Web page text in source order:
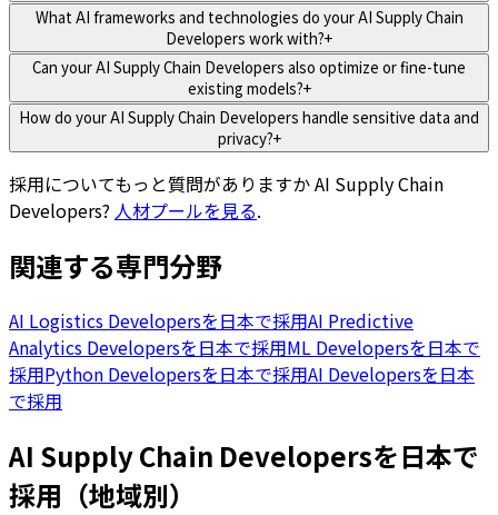
What AI frameworks and technologies do your AI Supply Chain
Developers work with?+
Can your AI Supply Chain Developers also optimize or fine-tune
existing models?+
How do your AI Supply Chain Developers handle sensitive data and
privacy?+
採用についてもっと質問がありますかAI Supply Chain
Developers? 人材プールを見る.
関連する専門分野
AI Logistics Developersを日本で採用AI Predictive
Analytics Developersを日本で採用ML Developersを日本で
採用Python Developersを日本で採用AI Developersを日本
で採用
AI Supply Chain Developersを日本で
採用（地域別）